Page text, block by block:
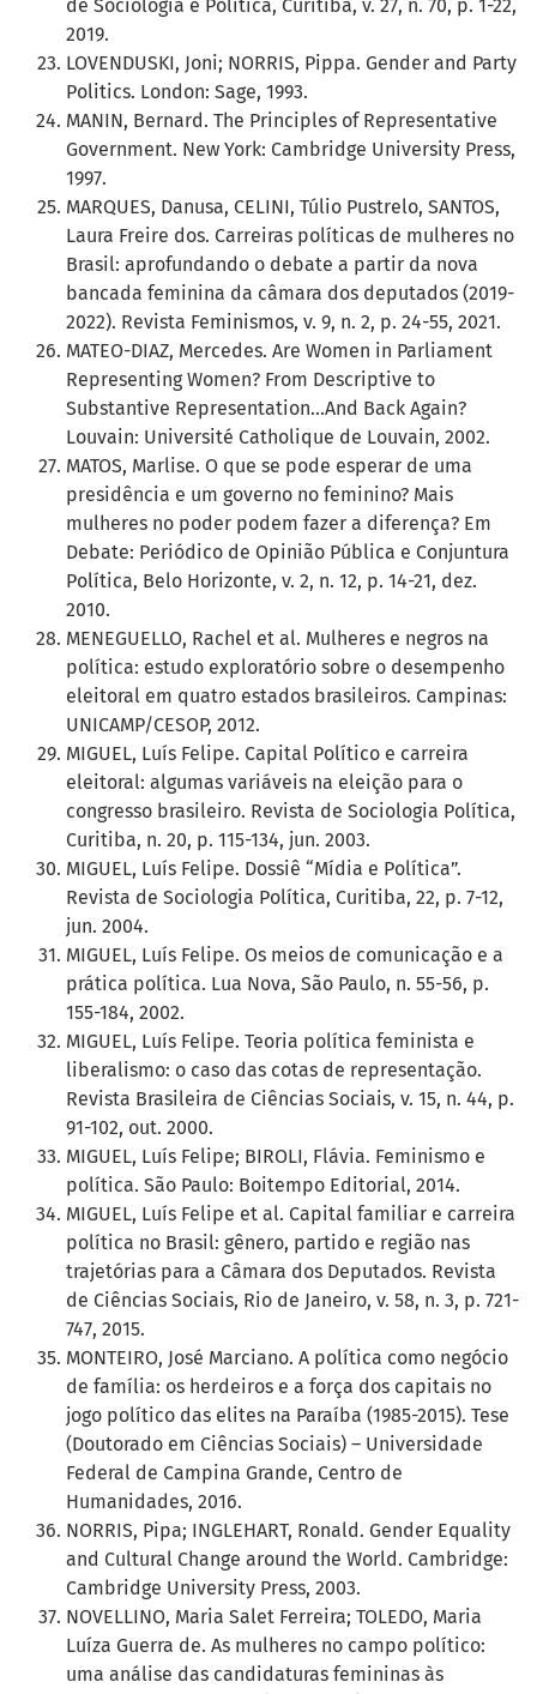
de Sociologia e Política, Curitiba, v. 27, n. 70, p. 1-22,
2019.
LOVENDUSKI, Joni; NORRIS, Pippa. Gender and Party
Politics. London: Sage, 1993.
MANIN, Bernard. The Principles of Representative
Government. New York: Cambridge University Press,
1997.
MARQUES, Danusa, CELINI, Túlio Pustrelo, SANTOS,
Laura Freire dos. Carreiras políticas de mulheres no
Brasil: aprofundando o debate a partir da nova
bancada feminina da câmara dos deputados (2019-
2022). Revista Feminismos, v. 9, n. 2, p. 24-55, 2021.
MATEO-DIAZ, Mercedes. Are Women in Parliament
Representing Women? From Descriptive to
Substantive Representation…And Back Again?
Louvain: Université Catholique de Louvain, 2002.
MATOS, Marlise. O que se pode esperar de uma
presidência e um governo no feminino? Mais
mulheres no poder podem fazer a diferença? Em
Debate: Periódico de Opinião Pública e Conjuntura
Política, Belo Horizonte, v. 2, n. 12, p. 14-21, dez.
2010.
MENEGUELLO, Rachel et al. Mulheres e negros na
política: estudo exploratório sobre o desempenho
eleitoral em quatro estados brasileiros. Campinas:
UNICAMP/CESOP, 2012.
MIGUEL, Luís Felipe. Capital Político e carreira
eleitoral: algumas variáveis na eleição para o
congresso brasileiro. Revista de Sociologia Política,
Curitiba, n. 20, p. 115-134, jun. 2003.
MIGUEL, Luís Felipe. Dossiê “Mídia e Política”.
Revista de Sociologia Política, Curitiba, 22, p. 7-12,
jun. 2004.
MIGUEL, Luís Felipe. Os meios de comunicação e a
prática política. Lua Nova, São Paulo, n. 55-56, p.
155-184, 2002.
MIGUEL, Luís Felipe. Teoria política feminista e
liberalismo: o caso das cotas de representação.
Revista Brasileira de Ciências Sociais, v. 15, n. 44, p.
91-102, out. 2000.
MIGUEL, Luís Felipe; BIROLI, Flávia. Feminismo e
política. São Paulo: Boitempo Editorial, 2014.
MIGUEL, Luís Felipe et al. Capital familiar e carreira
política no Brasil: gênero, partido e região nas
trajetórias para a Câmara dos Deputados. Revista
de Ciências Sociais, Rio de Janeiro, v. 58, n. 3, p. 721-
747, 2015.
MONTEIRO, José Marciano. A política como negócio
de família: os herdeiros e a força dos capitais no
jogo político das elites na Paraíba (1985-2015). Tese
(Doutorado em Ciências Sociais) – Universidade
Federal de Campina Grande, Centro de
Humanidades, 2016.
NORRIS, Pipa; INGLEHART, Ronald. Gender Equality
and Cultural Change around the World. Cambridge:
Cambridge University Press, 2003.
NOVELLINO, Maria Salet Ferreira; TOLEDO, Maria
Luíza Guerra de. As mulheres no campo político:
uma análise das candidaturas femininas às